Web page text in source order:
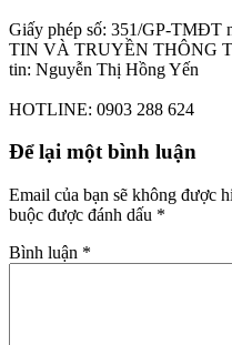
Giấy phép số: 351/GP-TMĐT
TIN VÀ TRUYỀN THÔNG
tin: Nguyễn Thị Hồng Yến
HOTLINE: 0903 288 624
Để lại một bình luận
Email của bạn sẽ không được
buộc được đánh dấu *
Bình luận *